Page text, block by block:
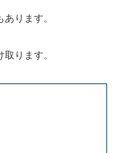
ります。
ります。